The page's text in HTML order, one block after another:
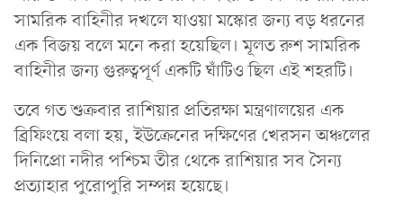
সামরিক বাহিনীর দখলে যাওয়া মস্কোর জন্য বড় ধরনের
এক বিজয় বলে মনে করা হয়েছিল। মূলত রুশ সামরিক
বাহিনীর জন্য গুরুত্বপূর্ণ একটি ঘাঁটিও ছিল এই শহরটি।
তবে গত শুক্রবার রাশিয়ার প্রতিরক্ষা মন্ত্রণালয়ের এক
ব্রিফিংয়ে বলা হয়, ইউক্রেনের দক্ষিণের খেরসন অঞ্চলের
দিনিপ্রো নদীর পশ্চিম তীর থেকে রাশিয়ার সব সৈন্য
প্রত্যাহার পুরোপুরি সম্পন্ন হয়েছে।